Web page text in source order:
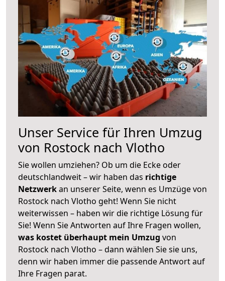
Unser Service für Ihren Umzug
von Rostock nach Vlotho
Sie wollen umziehen? Ob um die Ecke oder
deutschlandweit – wir haben das richtige
Netzwerkan unserer Seite, wenn es Umzüge von
Rostock nach Vlotho geht! Wenn Sie nicht
weiterwissen – haben wir die richtige Lösung für
Sie! Wenn Sie Antworten auf Ihre Fragen wollen,
was kostet überhaupt mein Umzug von
Rostock nach Vlotho – dann wählen Sie sie uns,
denn wir haben immer die passende Antwort auf
Ihre Fragen parat.